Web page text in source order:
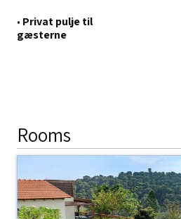
• Privat pulje til
gæsterne
Rooms